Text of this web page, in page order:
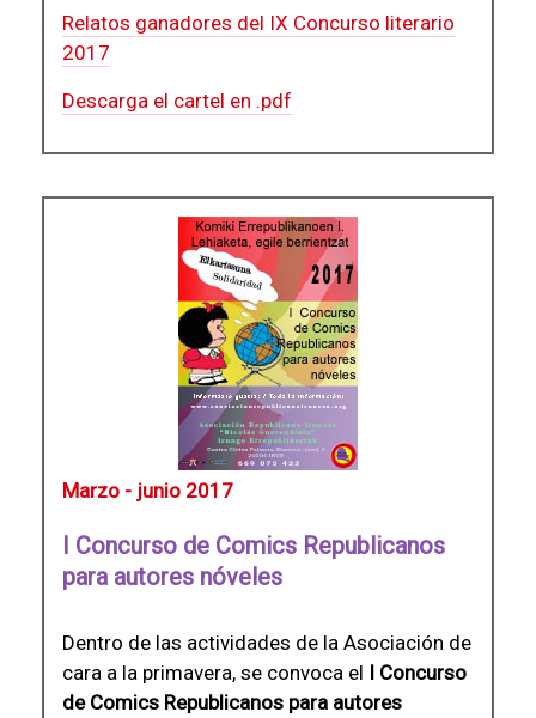
Relatos ganadores del IX Concurso literario
2017
Descarga el cartel en .pdf
Marzo - junio 2017
I Concurso de Comics Republicanos
para autores nóveles
Dentro de las actividades de la Asociación de
cara a la primavera, se convoca el I Concurso
de Comics Republicanos para autores